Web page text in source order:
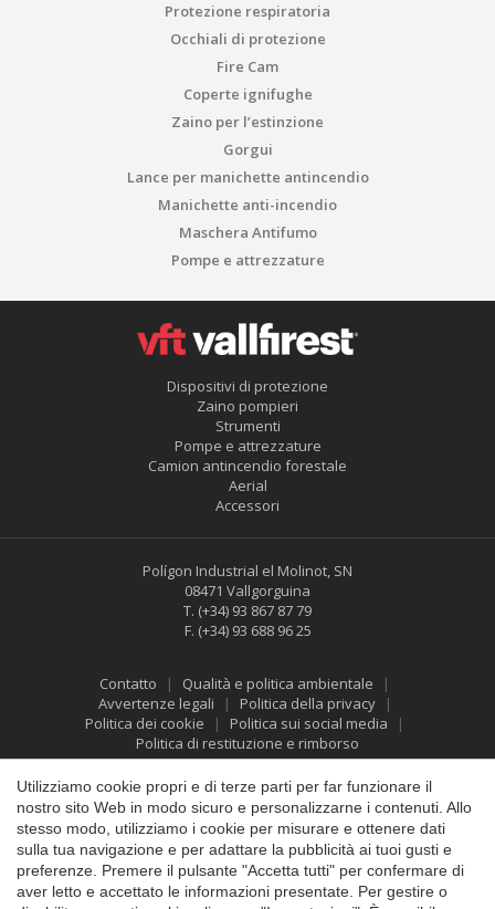
Protezione respiratoria
Occhiali di protezione
Fire Cam
Coperte ignifughe
Zaino per l’estinzione
Gorgui
Lance per manichette antincendio
Manichette anti-incendio
Maschera Antifumo
Pompe e attrezzature
Dispositivi di protezione
Zaino pompieri
Strumenti
Pompe e attrezzature
Camion antincendio forestale
Aerial
Accessori
Polígon Industrial el Molinot, SN
08471 Vallgorguina
T. (+34) 93 867 87 79
F. (+34) 93 688 96 25
Contatto
Qualità e politica ambientale
Avvertenze legali
Politica della privacy
Politica dei cookie
Politica sui social media
Politica di restituzione e rimborso
Utilizziamo cookie propri e di terze parti per far funzionare il
nostro sito Web in modo sicuro e personalizzarne i contenuti. Allo
stesso modo, utilizziamo i cookie per misurare e ottenere dati
sulla tua navigazione e per adattare la pubblicità ai tuoi gusti e
preferenze. Premere il pulsante "Accetta tutti" per confermare di
aver letto e accettato le informazioni presentate. Per gestire o
Salva impostazione Accetta tutti